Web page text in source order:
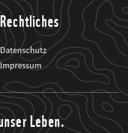
Rechtliches
Datenschutz
Impressum
Leben.